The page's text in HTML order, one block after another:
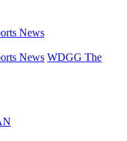
News
News WDGG The